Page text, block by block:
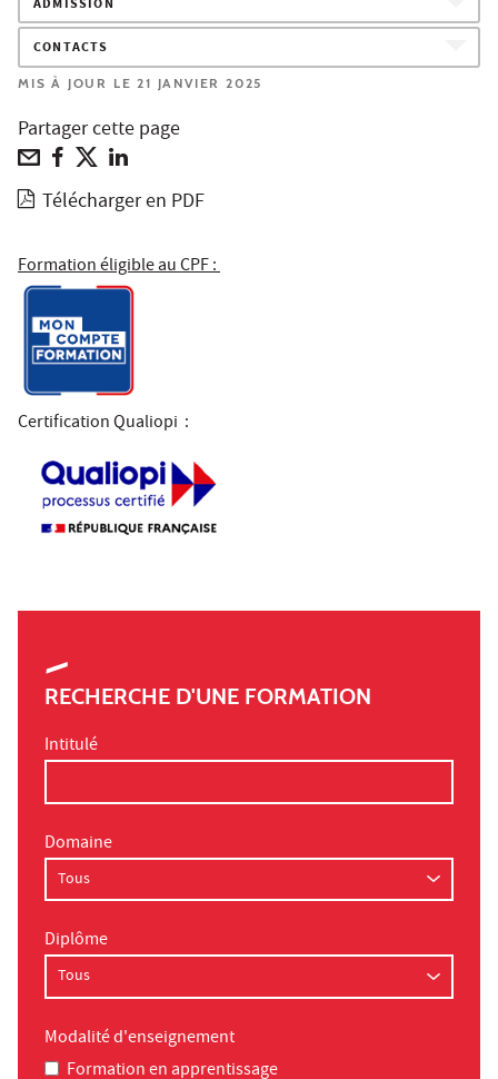
ADMISSION
CONTACTS
MIS À JOUR LE 21 JANVIER 2025
Partager cette page
Télécharger en PDF
Formation éligible au CPF :
Certification Qualiopi :
RECHERCHE D'UNE FORMATION
Intitulé
Domaine
Diplôme
Modalité d'enseignement
Formation en apprentissage